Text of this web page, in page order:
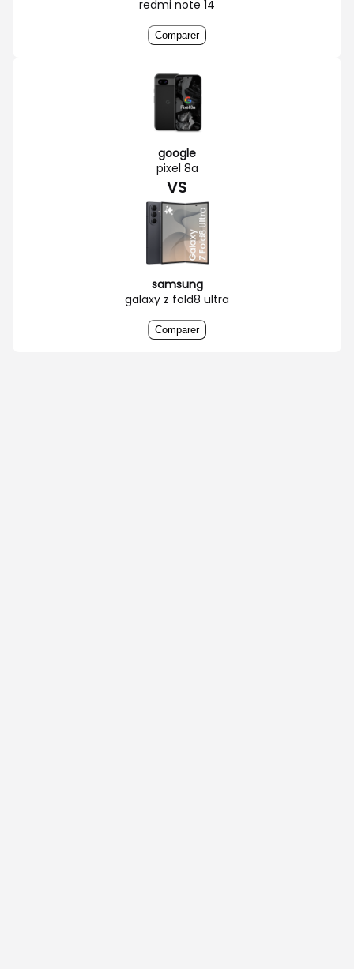
redmi note 14
Comparer
google
pixel 8a
VS
samsung
galaxy z fold8 ultra
Comparer